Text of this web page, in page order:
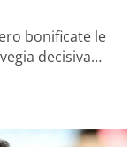
bonificate le
decisiva…